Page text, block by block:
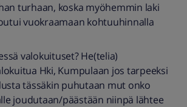
turhaan, koska myöhemmin laki
vuokraamaan kohtuuhinnalla
valokuituset? He(telia)
Hki, Kumpulaan jos tarpeeksi
tässäkin puhutaan mut onko
joudutaan/päästään niinpä lähtee